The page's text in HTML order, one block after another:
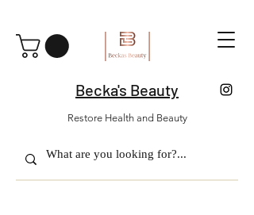
Becka's Beauty
Restore Health and Beauty